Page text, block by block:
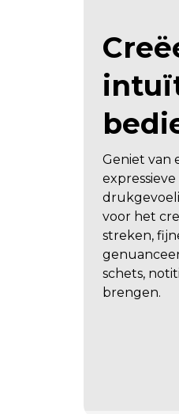
Geniet van
voor het
streken,
schets,
brengen.